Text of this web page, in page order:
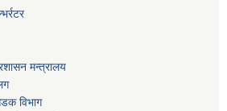
मन्त्रालय
विभाग